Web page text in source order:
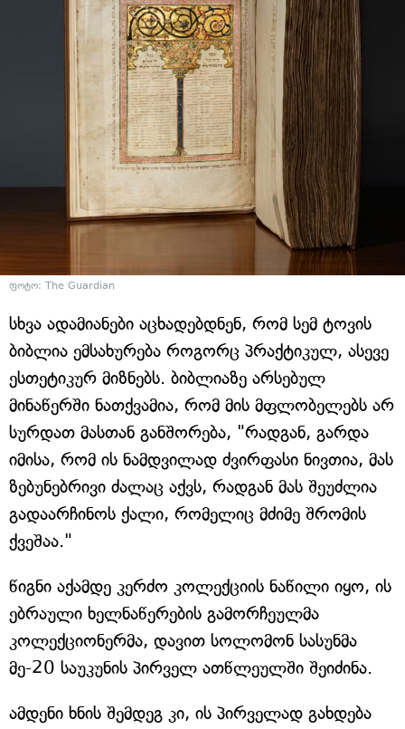
ფოტო: The Guardian
სხვა ადამიანები აცხადებდნენ, რომ სემ ტოვის
ბიბლია ემსახურება როგორც პრაქტიკულ, ასევე
ესთეტიკურ მიზნებს. ბიბლიაზე არსებულ
მინაწერში ნათქვამია, რომ მის მფლობელებს არ
სურდათ მასთან განშორება, "რადგან, გარდა
იმისა, რომ ის ნამდვილად ძვირფასი ნივთია, მას
ზებუნებრივი ძალაც აქვს, რადგან მას შეუძლია
გადაარჩინოს ქალი, რომელიც მძიმე შრომის
ქვეშაა."
წიგნი აქამდე კერძო კოლექციის ნაწილი იყო, ის
ებრაული ხელნაწერების გამორჩეულმა
კოლექციონერმა, დავით სოლომონ სასუნმა
მე-20 საუკუნის პირველ ათწლეულში შეიძინა.
ამდენი ხნის შემდეგ კი, ის პირველად გახდება